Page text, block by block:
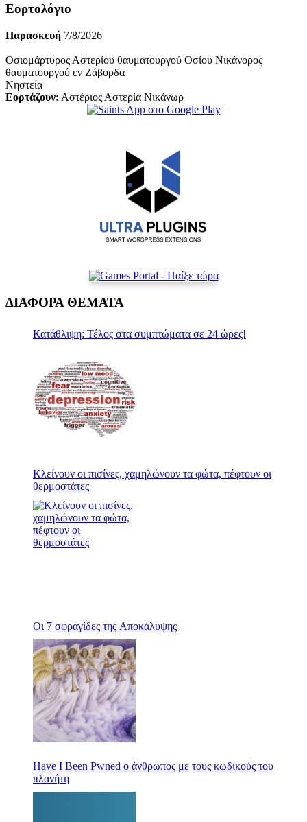
Εορτολόγιο
Παρασκευή 7/8/2026
Οσιομάρτυρος Αστερίου θαυματουργού Οσίου Νικάνορος
θαυματουργού εν Ζάβορδα
Νηστεία
Εορτάζουν: Αστέριος Αστερία Νικάνωρ
ΔΙΑΦΟΡΑ ΘΕΜΑΤΑ
Κατάθλιψη: Τέλος στα συμπτώματα σε 24 ώρες!
Κλείνουν οι πισίνες, χαμηλώνουν τα φώτα, πέφτουν οι
θερμοστάτες
Οι 7 σφραγίδες της Αποκάλυψης
Have I Been Pwned ο άνθρωπος με τους κωδικούς του
πλανήτη